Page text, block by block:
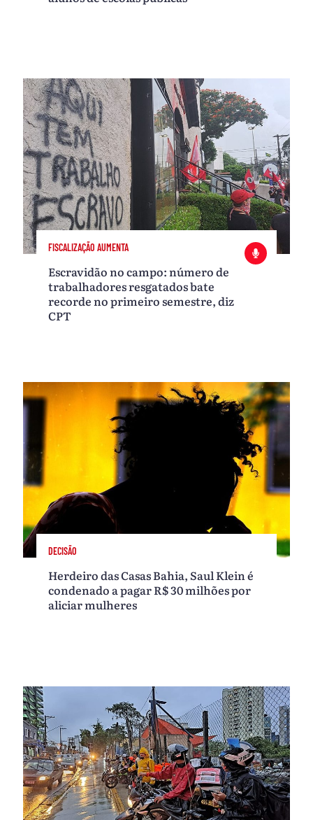
FISCALIZAÇÃO AUMENTA
Escravidão no campo: número de
trabalhadores resgatados bate
recorde no primeiro semestre, diz
CPT
DECISÃO
Herdeiro das Casas Bahia, Saul Klein é
condenado a pagar R$ 30 milhões por
aliciar mulheres